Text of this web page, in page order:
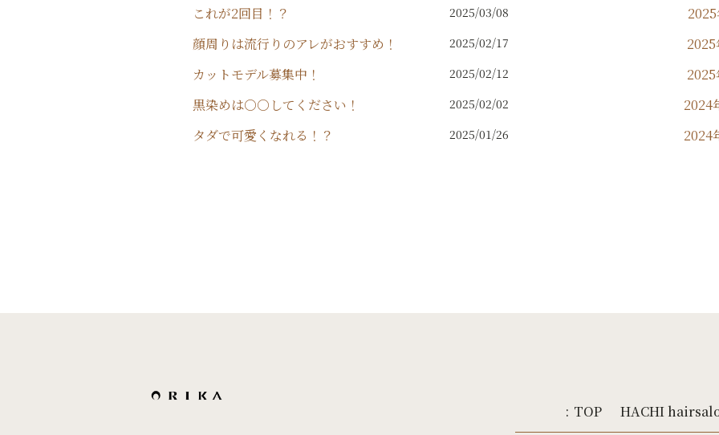
これが2回目！？ 2025/03/08
顔周りは流行りのアレがおすすめ！ 2025/02/17
カットモデル募集中！ 2025/02/12
黒染めは○○してください！ 2025/02/02
タダで可愛くなれる！？ 2025/01/26
2025
2025
2025
2024
2024
2024
2024
: TOP HACHI